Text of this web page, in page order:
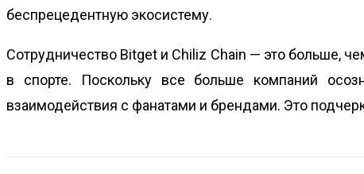
беспрецедентную экосистему.
Сотрудничество Bitget и Chiliz Chain — это больше,
в спорте. Поскольку все больше компаний
взаимодействия с фанатами и брендами. Это